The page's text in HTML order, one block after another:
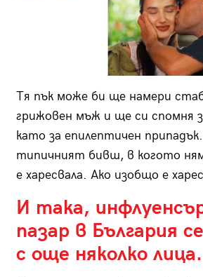
Тя пък може би ще намери
грижовен мъж и ще си спомня
като за епилептичен
типичният бивш, в когото
е харесвала. Ако изобщо е
И така,
пазар в България
с още няколко лица.